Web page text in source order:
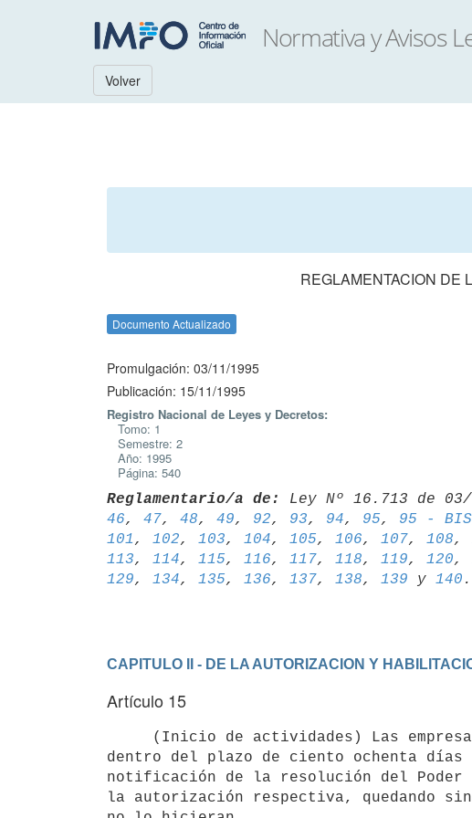
Volver
REGLAMENTACION DE
Documento Actualizado
Promulgación: 03/11/1995
Publicación: 15/11/1995
Registro Nacional de Leyes y Decretos:
Tomo: 1
Semestre: 2
Año: 1995
Página: 540
Reglamentario/a de: Ley Nº 16.713 de
46, 47, 48, 49, 92, 93, 94, 95, 95 - BIS
101 , 102, 103, 104, 105, 106, 107, 108,
113, 114, 115, 116, 117, 118, 119, 120,
129, 134, 135, 136, 137, 138, 139 y 140
CAPITULO II - DE LA AUTORIZACION Y
Artículo 15
dentro del plazo de ciento ochenta
notificación de la resolución del Poder
la autorización respectiva, quedando